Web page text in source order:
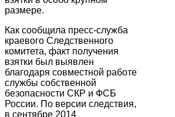
размере.
Как сообщила пресс-служба
краевого Следственного
комитета, факт получения
взятки был выявлен
благодаря совместной работе
службы собственной
безопасности СКР и ФСБ
России. По версии следствия,
в сентябре 2014